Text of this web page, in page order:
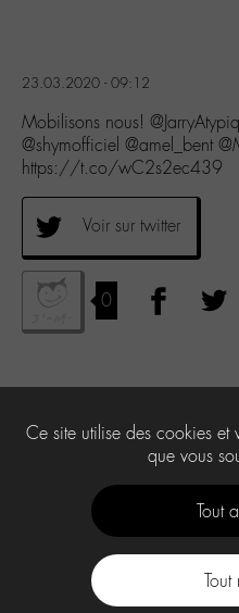
23.03.2020 - 09:12
Mobilisons nous!
@shymofficiel @amel_bent
https://t.co/wC2s2ec439
Voir sur twitter
0
Ce site utilise des cookies et
que vous
Tout
Tout